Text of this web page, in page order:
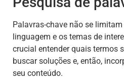
Palavras-chave não se
linguagem e os temas de
crucial entender quais termos
buscar soluções e, então,
seu conteúdo.